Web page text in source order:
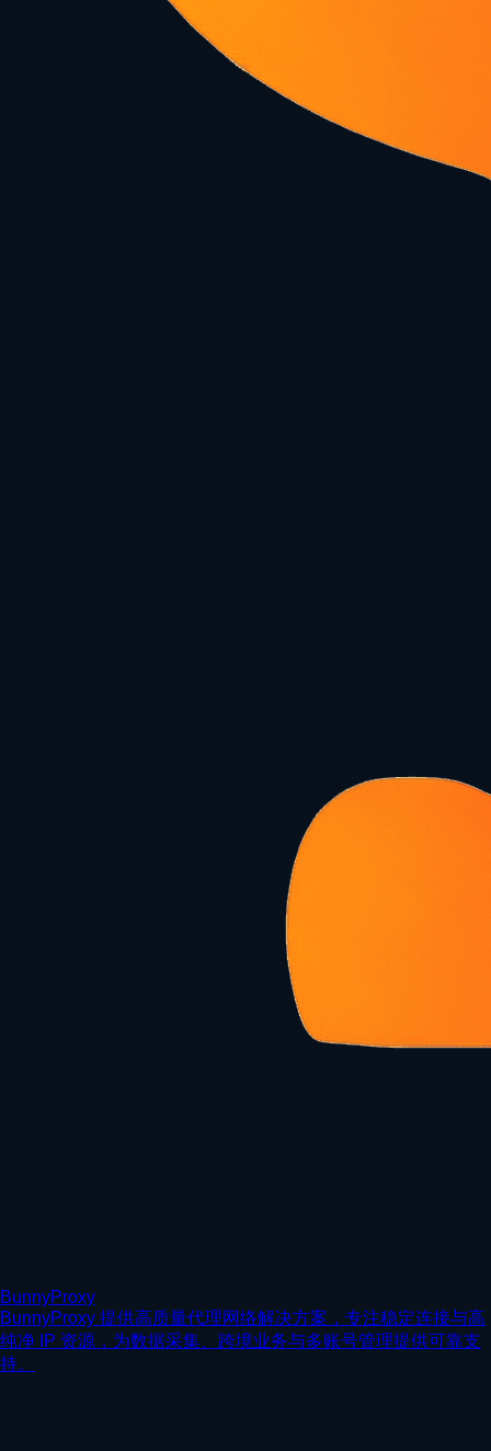
BunnyProxy
BunnyProxy 提供高质量代理网络解决方案，专注稳定连接与高
纯净 IP 资源，为数据采集、跨境业务与多账号管理提供可靠支
持。